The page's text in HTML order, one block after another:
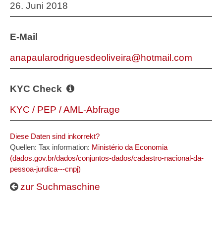
26. Juni 2018
E-Mail
anapaularodriguesdeoliveira@hotmail.com
KYC Check
KYC / PEP / AML-Abfrage
Diese Daten sind inkorrekt?
Quellen: Tax information: Ministério da Economia
(dados.gov.br/dados/conjuntos-dados/cadastro-nacional-da-
pessoa-jurdica---cnpj)
zur Suchmaschine